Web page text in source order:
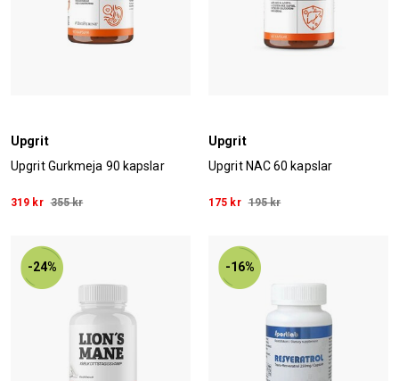
Upgrit
Upgrit Gurkmeja 90 kapslar
319 kr 355 kr
Upgrit
Upgrit NAC 60 kapslar
175 kr 195 kr
-24% -16%